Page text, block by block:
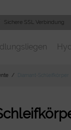
Sichere SSL Verbindung